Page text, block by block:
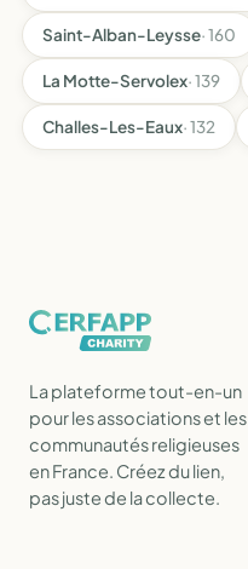
Saint-Alban-Leysse· 160
La Motte-Servolex· 139
Challes-Les-Eaux· 132
La plateforme tout-en-un
pour les associations et les
communautés religieuses
en France. Créez du lien,
pas juste de la collecte.